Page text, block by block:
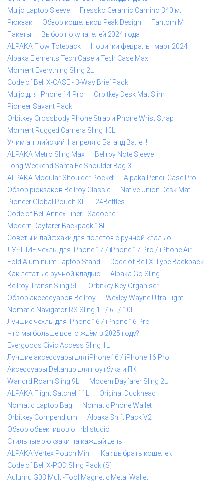
Mujjo Laptop Sleeve
Fressko Ceramic Camino 340 мл
Рюкзак
Обзор кошельков Peak Design
Fantom M
Пакеты
Выбор покупателей 2024 года
ALPAKA Flow Totepack
Новинки февраль–март 2024
Alpaka Elements Tech Case и Tech Case Max
Moment Everything Sling 2L
Code of Bell X-CASE - 3-Way Brief Pack
Mujjo для iPhone 14 Pro
Orbitkey Desk Mat Slim
Pioneer Savant Pack
Orbitkey Crossbody Phone Strap и Phone Wrist Strap
Moment Rugged Camera Sling 10L
Учим английский 1 апреля с Баганд Валет!
ALPAKA Metro Sling Max
Bellroy Note Sleeve
Long Weekend Santa Fe Shoulder Bag 3L
ALPAKA Modular Shoulder Pocket
Alpaka Pencil Case Pro
Обзор рюкзаков Bellroy Classic
Native Union Desk Mat
Pioneer Global Pouch XL
24Bottles
Code of Bell Annex Liner - Sacoche
Modern Dayfarer Backpack 18L
Советы и лайфхаки для полётов с ручной кладью
ЛУЧШИЕ чехлы для iPhone 17 / iPhone 17 Pro / iPhone Air
Fold Aluminium Laptop Stand
Code of Bell X-Type Backpack
Как летать с ручной кладью
Alpaka Go Sling
Bellroy Transit Sling 5L
Orbitkey Key Organiser
Обзор аксессуаров Bellroy
Wexley Wayne Ultra-Light
Nomatic Navigator RS Sling 1L / 6L / 10L
Лучшие чехлы для iPhone 16 / iPhone 16 Pro
Что мы больше всего ждём в 2025 году?
Evergoods Civic Access Sling 1L
Лучшие аксессуары для iPhone 16 / iPhone 16 Pro
Аксессуары Deltahub для ноутбука и ПК
Wandrd Roam Sling 9L
Modern Dayfarer Sling 2L
ALPAKA Flight Satchel 11L
Original Duckhead
Nomatic Laptop Bag
Nomatic Phone Wallet
Orbitkey Compendium
Alpaka Shift Pack V2
Обзор объективов от rbl.studio
Стильные рюкзаки на каждый день
ALPAKA Vertex Pouch Mini
Как выбрать кошелек
Code of Bell X-POD Sling Pack (S)
Aulumu G03 Multi-Tool Magnetic Metal Wallet